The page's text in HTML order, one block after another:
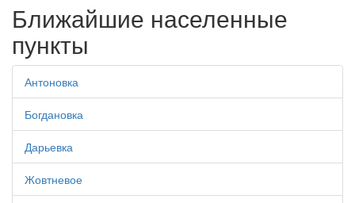
Ближайшие населенные
пункты
Антоновка
Богдановка
Дарьевка
Жовтневое